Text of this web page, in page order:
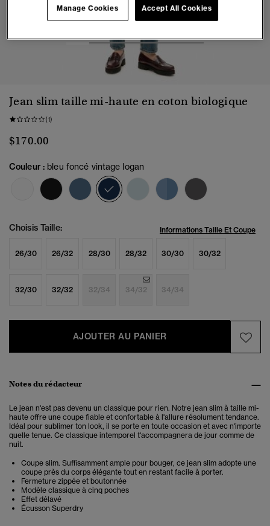
3 4
Jean slim taille mi-haute en coton biologique
(1)
$170.00
Couleur : bleu foncé vintage logan
sélectionné
Choisis Taille: Informations Taille Et Coupe
26/30 26/32 28/30 28/32 30/30 30/32
32/30 32/32 32/34 34/32 34/34
AJOUTER AU PANIER
Notes du rédacteur
Le jean n'est pas devenu un classique pour rien. Notre jean slim à taille mi-
haute offre une coupe fiable et confortable à l'allure résolument tendance.
Idéal pour sublimer ton look, il se porte en toute occasion et avec n'importe
quelle tenue. Ce classique intemporel t'accompagnera de jour comme de
nuit.
Coupe slim. Suffisamment ample pour bouger, ce jean slim adopte une
coupe près du corps élégante tout en restant facile à porter.
Fermeture zippée et boutonnée
Modèle classique à cinq poches
Effet délavé
Écusson Superdry
Accept All Cookies
Manage Cookies